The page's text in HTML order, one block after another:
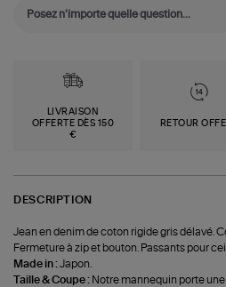
LIVRAISON
OFFERTE DÈS 150
€
RETOUR
DESCRIPTION
Jean en denim de coton rigide gris délavé.
Fermeture à zip et bouton. Passants pour
Made in :Japon.
Taille & Coupe : Notre mannequin porte